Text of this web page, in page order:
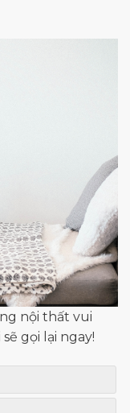
nội thất vui
gọi lại ngay!